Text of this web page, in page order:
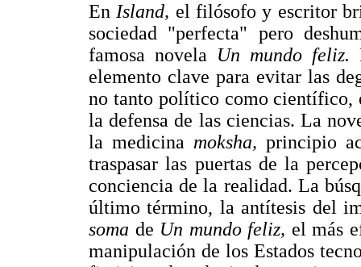
En Island, el filósofo y escritor
sociedad "perfecta" pero
famosa novela Un mundo feliz.
elemento clave para evitar las
no tanto político como científico,
la defensa de las ciencias. La
la medicina moksha, principio
traspasar las puertas de la
conciencia de la realidad. La
último término, la antítesis del
soma de Un mundo feliz, el más
manipulación de los Estados